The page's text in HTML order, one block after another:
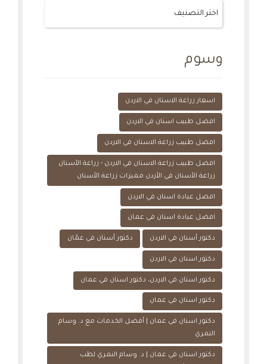
وسوم
اسعار زراعة الاسنان في الاردن
افضل طبيب اسنان في الاردن
افضل طبيب زراعة الاسنان في الاردن
افضل طبيب زراعة الاسنان في الاردن - زراعة الأسنان
زراعة الأسنان في الأردن مميزات زراعة الأسنان
افضل عيادة اسنان في الاردن
افضل عيادة اسنان في عمان
دكتور أسنان في الاردن دكتور أسنان في عمّان
دكتور اسنان في الاردن
دكتور اسنان في الاردن، دكتور اسنان في عمان
دكتور اسنان في عمان
دكتور اسنان في عمان | أفضل الخدمات مع د. وسام
النمري
دكتور اسنان في عمان | د. وسام النمري لطب